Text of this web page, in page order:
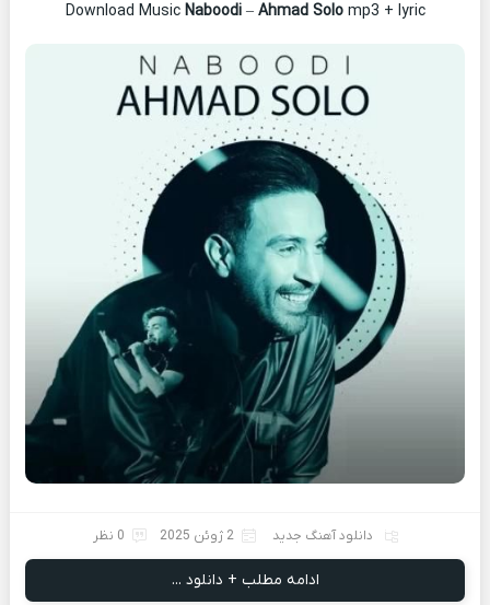
Download Music Naboodi– Ahmad Solomp3 + lyric
دانلود آهنگ جدید 2 ژوئن 2025 0 نظر
ادامه مطلب + دانلود ...